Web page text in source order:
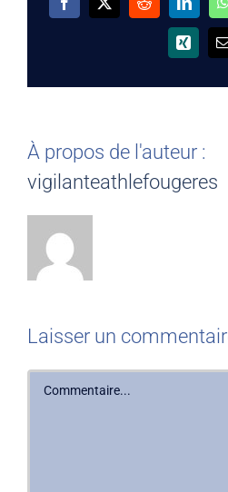
Facebook
X RedditLinkedIn
Xing
À propos de l'auteur :
vigilanteathlefougeres
Laisser un
Commentaire